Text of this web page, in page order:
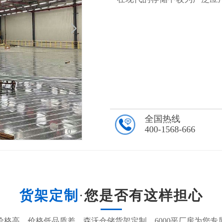
8/10
全国热线
400-1568-666
货架定制 ·您是否有这样担心